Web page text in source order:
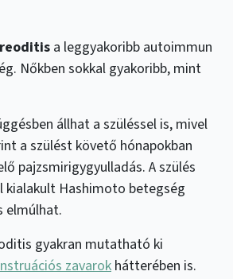
a leggyakoribb autoimmun
Nőkben sokkal gyakoribb, mint
állhat a szüléssel is, mivel
a szülést követő hónapokban
pajzsmirigygyulladás. A szülés
kialakult Hashimoto betegség
elmúlhat.
gyakran mutatható ki
zavarok hátterében is.